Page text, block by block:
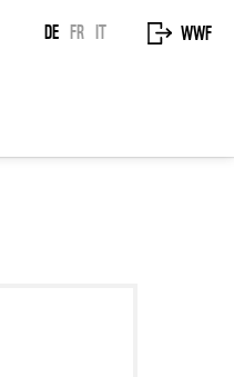
DE FR IT WWF